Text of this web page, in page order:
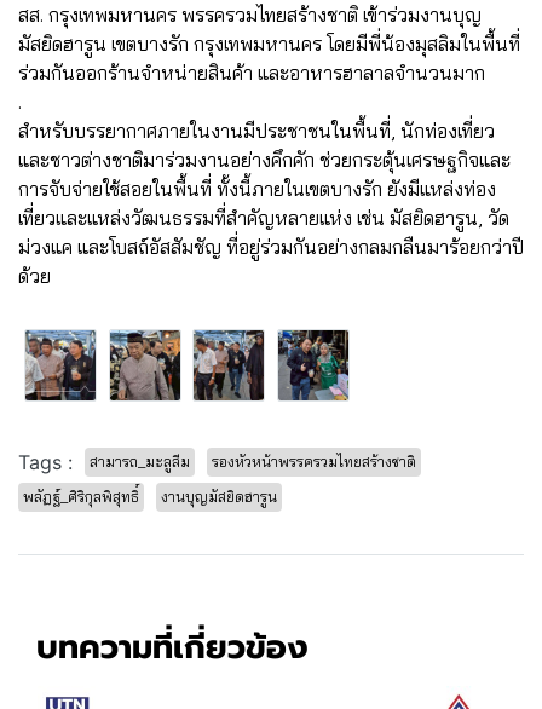
สส. กรุงเทพมหานคร พรรครวมไทยสร้างชาติ เข้าร่วมงานบุญ
มัสยิดฮารูน เขตบางรัก กรุงเทพมหานคร โดยมีพี่น้องมุสลิมในพื้นที่
ร่วมกันออกร้านจำหน่ายสินค้า และอาหารฮาลาลจำนวนมาก
.
สำหรับบรรยากาศภายในงานมีประชาชนในพื้นที่, นักท่องเที่ยว
และชาวต่างชาติมาร่วมงานอย่างคึกคัก ช่วยกระตุ้นเศรษฐกิจและ
การจับจ่ายใช้สอยในพื้นที่ ทั้งนี้ภายในเขตบางรัก ยังมีแหล่งท่อง
เที่ยวและแหล่งวัฒนธรรมที่สำคัญหลายแห่ง เช่น มัสยิดฮารูน, วัด
ม่วงแค และโบสถ์อัสสัมชัญ ที่อยู่ร่วมกันอย่างกลมกลืนมาร้อยกว่าปี
ด้วย
Tags : สามารถ_มะลูลีม
รองหัวหน้าพรรครวมไทยสร้างชาติ
พลัฏฐ์_ศิริกุลพิสุทธิ์
งานบุญมัสยิดฮารูน
บทความที่เกี่ยวข้อง